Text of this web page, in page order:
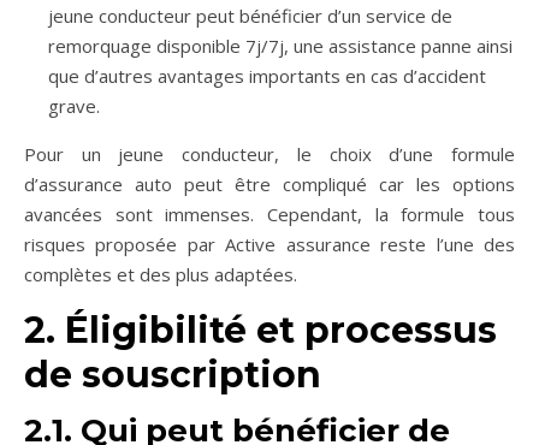
jeune conducteur peut bénéficier d’un service de
remorquage disponible 7j/7j, une assistance panne ainsi
que d’autres avantages importants en cas d’accident
grave.
Pour un jeune conducteur, le choix d’une formule
d’assurance auto peut être compliqué car les options
avancées sont immenses. Cependant, la formule tous
risques proposée par Active assurance reste l’une des
complètes et des plus adaptées.
2. Éligibilité et processus
de souscription
2.1. Qui peut bénéficier de